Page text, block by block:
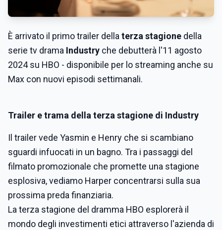
È arrivato il primo trailer della terza stagione della
serie tv drama Industry che debutterà l'11 agosto
2024 su HBO - disponibile per lo streaming anche su
Max con nuovi episodi settimanali.
Trailer e trama della terza stagione di Industry
Il trailer vede Yasmin e Henry che si scambiano
sguardi infuocati in un bagno. Tra i passaggi del
filmato promozionale che promette una stagione
esplosiva, vediamo Harper concentrarsi sulla sua
prossima preda finanziaria.
La terza stagione del dramma HBO esplorerà il
mondo degli investimenti etici attraverso l'azienda di